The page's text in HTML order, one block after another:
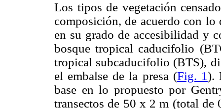
Los tipos de vegetación
composición, de acuerdo con
en su grado de accesibilidad y
bosque tropical caducifolio
tropical subcaducifolio (BTS),
el embalse de la presa (Fig. 1).
base en lo propuesto por
transectos de 50 x 2 m (total de